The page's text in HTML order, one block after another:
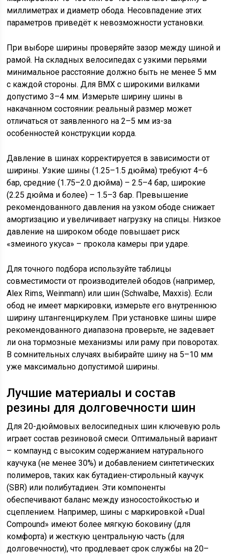
миллиметрах и диаметр обода. Несовпадение этих
параметров приведёт к невозможности установки.
При выборе ширины проверяйте зазор между шиной и
рамой. На складных велосипедах с узкими перьями
минимальное расстояние должно быть не менее 5 мм
с каждой стороны. Для BMX с широкими вилками
допустимо 3–4 мм. Измерьте ширину шины в
накачанном состоянии: реальный размер может
отличаться от заявленного на 2–5 мм из-за
особенностей конструкции корда.
Давление в шинах корректируется в зависимости от
ширины. Узкие шины (1.25–1.5 дюйма) требуют 4–6
бар, средние (1.75–2.0 дюйма) – 2.5–4 бар, широкие
(2.25 дюйма и более) – 1.5–3 бар. Превышение
рекомендованного давления на узком ободе снижает
амортизацию и увеличивает нагрузку на спицы. Низкое
давление на широком ободе повышает риск
«змеиного укуса» – прокола камеры при ударе.
Для точного подбора используйте таблицы
совместимости от производителей ободов (например,
Alex Rims, Weinmann) или шин (Schwalbe, Maxxis). Если
обод не имеет маркировки, измерьте его внутреннюю
ширину штангенциркулем. При установке шины шире
рекомендованного диапазона проверьте, не задевает
ли она тормозные механизмы или раму при поворотах.
В сомнительных случаях выбирайте шину на 5–10 мм
уже максимально допустимой ширины.
Лучшие материалы и состав
резины для долговечности шин
Для 20-дюймовых велосипедных шин ключевую роль
играет состав резиновой смеси. Оптимальный вариант
– компаунд с высоким содержанием натурального
каучука (не менее 30%) и добавлением синтетических
полимеров, таких как бутадиен-стирольный каучук
(SBR) или полибутадиен. Эти компоненты
обеспечивают баланс между износостойкостью и
сцеплением. Например, шины с маркировкой «Dual
Compound» имеют более мягкую боковину (для
комфорта) и жесткую центральную часть (для
долговечности), что продлевает срок службы на 20–